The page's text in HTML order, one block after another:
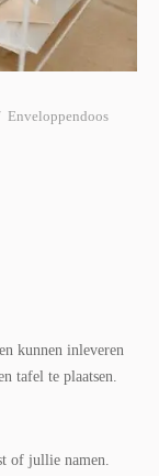
Enveloppendoos
kunnen inleveren
tafel te plaatsen.
of jullie namen.